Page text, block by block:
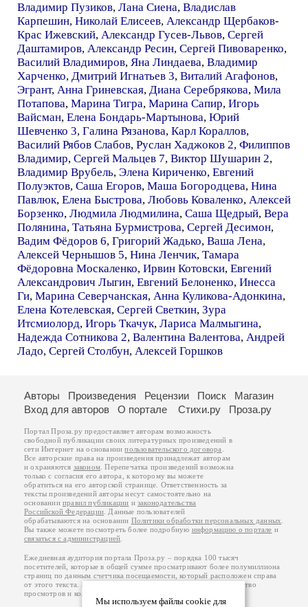
Владимир Пузиков, Лана Сиена, Владислав
Карпешин, Николай Елисеев, Александр Щербаков-
Крас Ижевский, Александр Гусев-Львов, Сергей
Даштамиров, Александр Ресин, Сергей Пивоваренко,
Василий Владимиров, Яна Линдаева, Владимир
Харченко, Дмитрий Игнатьев 3, Виталий Агафонов,
Эгрант, Анна Гриневская, Диана Серебрякова, Мила
Потапова, Марина Тигра, Марина Сапир, Игорь
Вайсман, Елена Бондарь-Мартынова, Юрий
Шевченко 3, Галина Рязанова, Карл Кораллов,
Василий Рябов Слабов, Руслан Хаджоков 2, Филиппов
Владимир, Сергей Мальцев 7, Виктор Шушарин 2,
Владимир Врубель, Элена Кириченко, Евгений
Полуэктов, Саша Егоров, Маша Богородцева, Нина
Павлюк, Елена Быстрова, Любовь Коваленко, Алексей
Борзенко, Людмила Людмилина, Саша Щедрый, Вера
Полянина, Татьяна Бурмистрова, Сергей Десимон,
Вадим Фёдоров 6, Григорий Жадько, Ваша Лена,
Алексей Чернышов 5, Нина Ленчик, Тамара
Фёдоровна Москаленко, Ирвин Котовски, Евгений
Александрович Лыгин, Евгений Белоненко, Инесса
Ги, Марина Северчанская, Анна Куликова-Адонкина,
Елена Котелевская, Сергей Светкин, Зура
Итсмиолорд, Игорь Ткачук, Лариса Малмыгина,
Надежда Сотникова 2, Валентина Валентова, Андрей
Ладо, Сергей Столбун, Алексей Горшков
Мы используем файлы cookie для
Авторы Произведения Рецензии Поиск
Магазин
Вход для авторов
О портале Стихи.ру Проза.ру
Портал Проза.ру предоставляет авторам возможность
свободной публикации своих литературных произведений в
сети Интернет на основаниипользовательского договора
Все авторские права на произведения принадлежат авторам
и охраняются законом . Перепечатка произведений возможна
только с согласия его автора, к которому вы можете
обратиться на его авторской странице. Ответственность за
тексты произведений авторы несут самостоятельно на
основанииправил публикации изаконодательства
Российской Федерации . Данные пользователей
обрабатываются на основании Политики обработки персональных данных
Вы также можете посмотреть более подробную информацию о портале и
связаться с администрацией
Ежедневная аудитория портала Проза.ру – порядка 100 тысяч
посетителей, которые в общей сумме просматривают более полумиллиона
страниц по данным счетчика посещаемости, который расположен справа
от этого текста. В каждой графе указано по две цифры: количество
просмотров и количество посетителей.